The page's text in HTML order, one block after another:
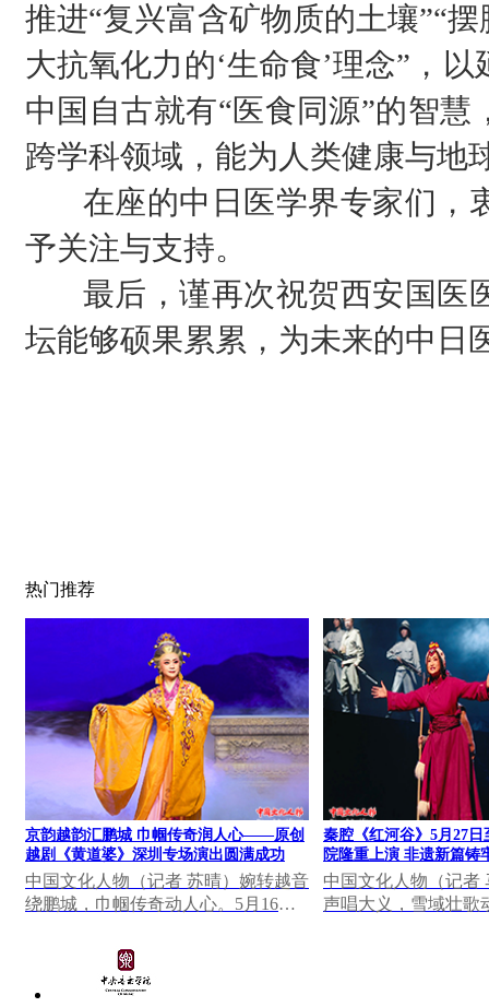
推进“复兴富含矿物质的土壤”“
大抗氧化力的‘生命食’理念”，
中国自古就有“医食同源”的智
跨学科领域，能为人类健康与地
在座的中日医学界专家们，
予关注与支持。
最后，谨再次祝贺西安国医
坛能够硕果累累，为未来的中日
热门推荐
京韵越韵汇鹏城 巾帼传奇润人心——原创
越剧《黄道婆》深圳专场演出圆满成功
中国文化人物（记者 苏晴）婉转越音
绕鹏城，巾帼传奇动人心。5月16日
座无虚席，北京...
秦腔《红河谷》5月27日
院隆重上演 非遗新篇铸
中国文化人物（记者
声唱大义，雪域壮歌